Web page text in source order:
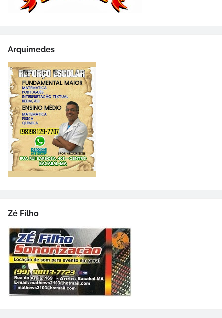
Arquimedes
Zé Filho